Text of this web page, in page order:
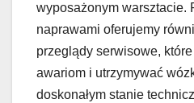
wyposażonym warsztacie.
naprawami oferujemy
przeglądy serwisowe,
awariom i utrzymywać
doskonałym stanie